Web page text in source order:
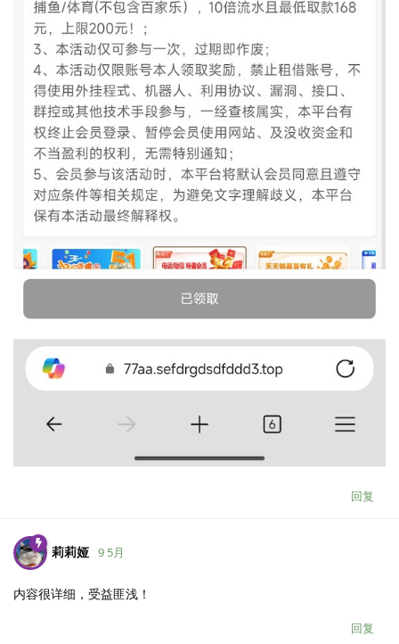
回复
莉莉娅 9 5月
内容很详细，受益匪浅！
回复